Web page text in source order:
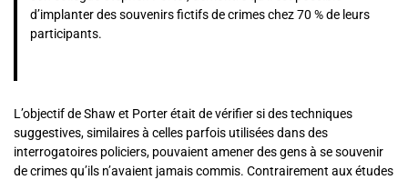
d’implanter des souvenirs fictifs de crimes chez 70 % de leurs
participants.
L’objectif de Shaw et Porter était de vérifier si des techniques
suggestives, similaires à celles parfois utilisées dans des
interrogatoires policiers, pouvaient amener des gens à se souvenir
de crimes qu’ils n’avaient jamais commis. Contrairement aux études